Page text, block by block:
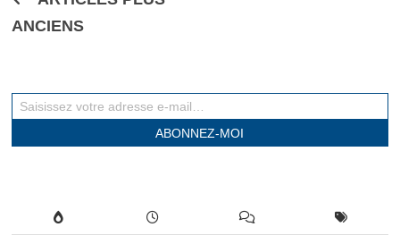
des
ANCIENS
Saisissez votre adresse e-mail…
ABONNEZ-MOI